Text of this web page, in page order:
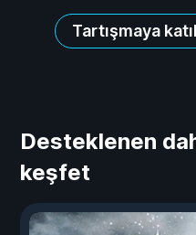
Tartışmaya katıl
Desteklenen
keşfet